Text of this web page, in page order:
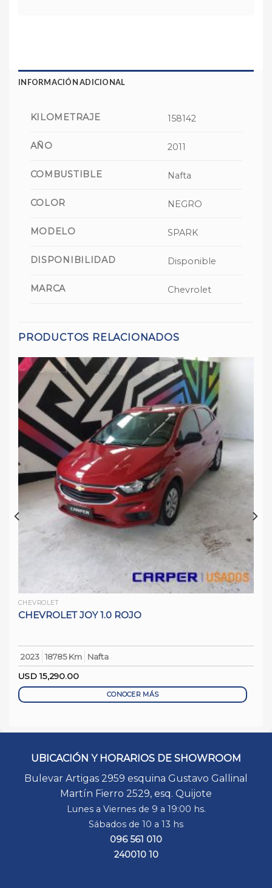
INFORMACIÓN ADICIONAL
KILOMETRAJE 158142
AÑO 2011
COMBUSTIBLE Nafta
COLOR NEGRO
MODELO SPARK
DISPONIBILIDAD Disponible
MARCA Chevrolet
PRODUCTOS RELACIONADOS
CHEVROLET
CHEVROLET JOY 1.0 ROJO
2023 18785 Km
Nafta
USD15,290.00
CONOCER MÁS
UBICACIÓN Y HORARIOS DE SHOWROOM
Bulevar Artigas 2959 esquina Gustavo Gallinal
Martín Fierro 2529, esq. Quijote
Lunes a Viernes de 9 a 19:00 hs.
Sábados de 10 a 13 hs
096 561 010
240010 10